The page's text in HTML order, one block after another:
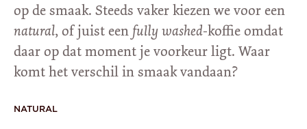
op de smaak. Steeds vaker kiezen we voor een
natural, of juist een fully washed-koffie omdat
daar op dat moment je voorkeur ligt. Waar
komt het verschil in smaak vandaan?
NATURAL